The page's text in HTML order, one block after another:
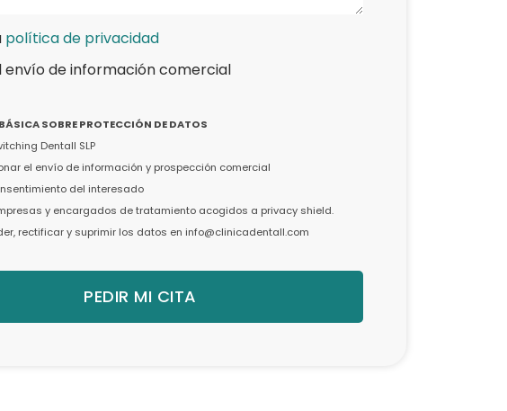
política de privacidad
envío de información comercial
SOBRE PROTECCIÓN DE DATOS
Dentall SLP
el envío de información y prospección comercial
del interesado
y encargados de tratamiento acogidos a privacy shield.
rectificar y suprimir los datos en info@clinicadentall.com
PEDIR MI CITA